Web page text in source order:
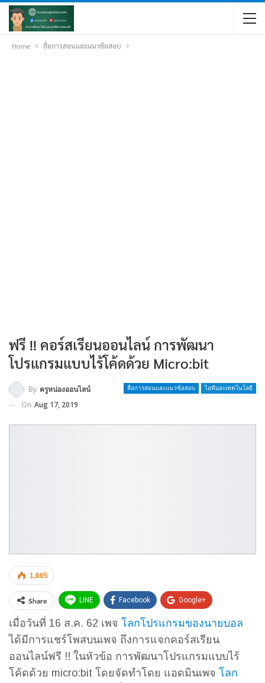
Home สื่อการสอนและแนวข้อสอบ
ฟรี !! คอร์สเรียนออนไลน์ การพัฒนา
โปรแกรมแบบไร้โค้ดด้วย Micro:bit
สื่อการสอนและแนวข้อสอบ ไอทีและเทคโนโลยี
By ครูหน่องออนไลน์
On Aug 17, 2019
1,605
Share LINE Facebook Google+
Twitter WhatsApp Email
เมื่อวันที่ 16 ส.ค. 62 เพจ โลกโปรแกรมของนายบอล
ได้มีการแชร์โพสบนเพจ ถึงการแจกคอร์สเรียน
ออนไลน์ฟรี !! ในหัวข้อ การพัฒนาโปรแกรมแบบไร้
โค้ดด้วย micro:bit โดยจัดทำโดย แอดมินเพจ โลก